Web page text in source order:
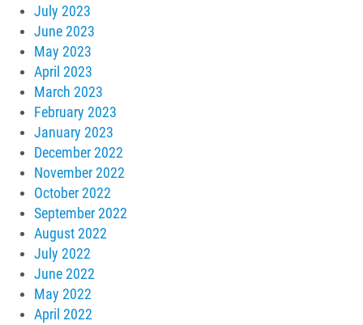
July 2023
June 2023
May 2023
April 2023
March 2023
February 2023
January 2023
December 2022
November 2022
October 2022
September 2022
August 2022
July 2022
June 2022
May 2022
April 2022